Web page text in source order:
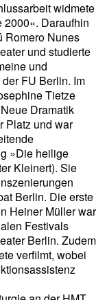
widmete
Daraufhin
Romero Nunes
und studierte
und
FU Berlin. Im
Tietze
Dramatik
Platz und war
»Die heilige
Kleinert). Sie
Berlin. Die erste
Heiner Müller war
Festivals
Berlin. Zudem
verfilmt, wobei